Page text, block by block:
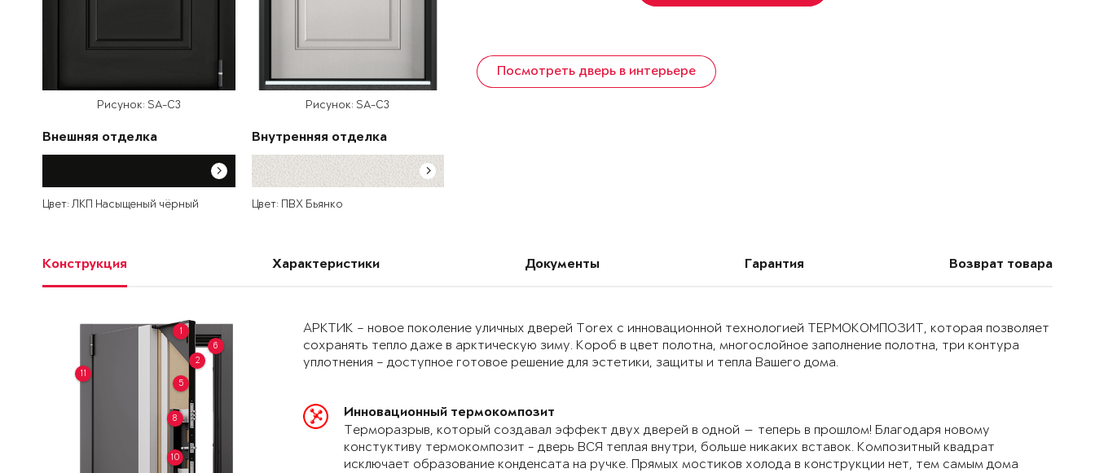
Рисунок: SA-C3
Внешняя отделка
Цвет: ЛКП Насыщеный чёрный
Рисунок: SA-C3
Внутренняя отделка
Цвет: ПВХ Бьянко
Посмотреть дверь в интерьере
Конструкция Характеристики Документы Гарантия Возврат товара
1
2
5
6
8
10
11
АРКТИК – новое поколение уличных дверей Torex с инновационной технологией ТЕРМОКОМПОЗИТ, которая позволяет
сохранять тепло даже в арктическую зиму. Короб в цвет полотна, многослойное заполнение полотна, три контура
уплотнения – доступное готовое решение для эстетики, защиты и тепла Вашего дома.
Инновационный термокомпозит
Терморазрыв, который создавал эффект двух дверей в одной — теперь в прошлом! Благодаря новому
констуктиву термокомпозит - дверь ВСЯ теплая внутри, больше никаких вставок. Композитный квадрат
исключает образование конденсата на ручке. Прямых мостиков холода в конструкции нет, тем самым дома